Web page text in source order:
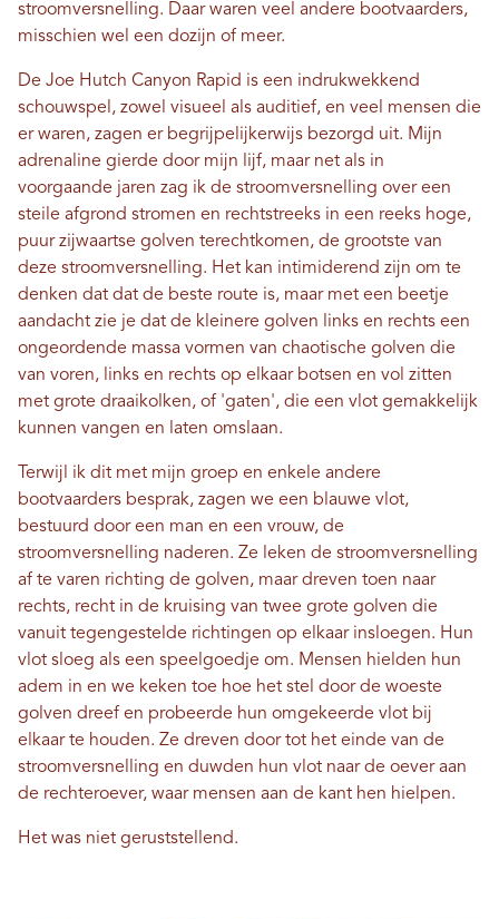
stroomversnelling. Daar waren veel andere bootvaarders,
misschien wel een dozijn of meer.
De Joe Hutch Canyon Rapid is een indrukwekkend
schouwspel, zowel visueel als auditief, en veel mensen die
er waren, zagen er begrijpelijkerwijs bezorgd uit. Mijn
adrenaline gierde door mijn lijf, maar net als in
voorgaande jaren zag ik de stroomversnelling over een
steile afgrond stromen en rechtstreeks in een reeks hoge,
puur zijwaartse golven terechtkomen, de grootste van
deze stroomversnelling. Het kan intimiderend zijn om te
denken dat dat de beste route is, maar met een beetje
aandacht zie je dat de kleinere golven links en rechts een
ongeordende massa vormen van chaotische golven die
van voren, links en rechts op elkaar botsen en vol zitten
met grote draaikolken, of 'gaten', die een vlot gemakkelijk
kunnen vangen en laten omslaan.
Terwijl ik dit met mijn groep en enkele andere
bootvaarders besprak, zagen we een blauwe vlot,
bestuurd door een man en een vrouw, de
stroomversnelling naderen. Ze leken de stroomversnelling
af te varen richting de golven, maar dreven toen naar
rechts, recht in de kruising van twee grote golven die
vanuit tegengestelde richtingen op elkaar insloegen. Hun
vlot sloeg als een speelgoedje om. Mensen hielden hun
adem in en we keken toe hoe het stel door de woeste
golven dreef en probeerde hun omgekeerde vlot bij
elkaar te houden. Ze dreven door tot het einde van de
stroomversnelling en duwden hun vlot naar de oever aan
de rechteroever, waar mensen aan de kant hen hielpen.
Het was niet geruststellend.